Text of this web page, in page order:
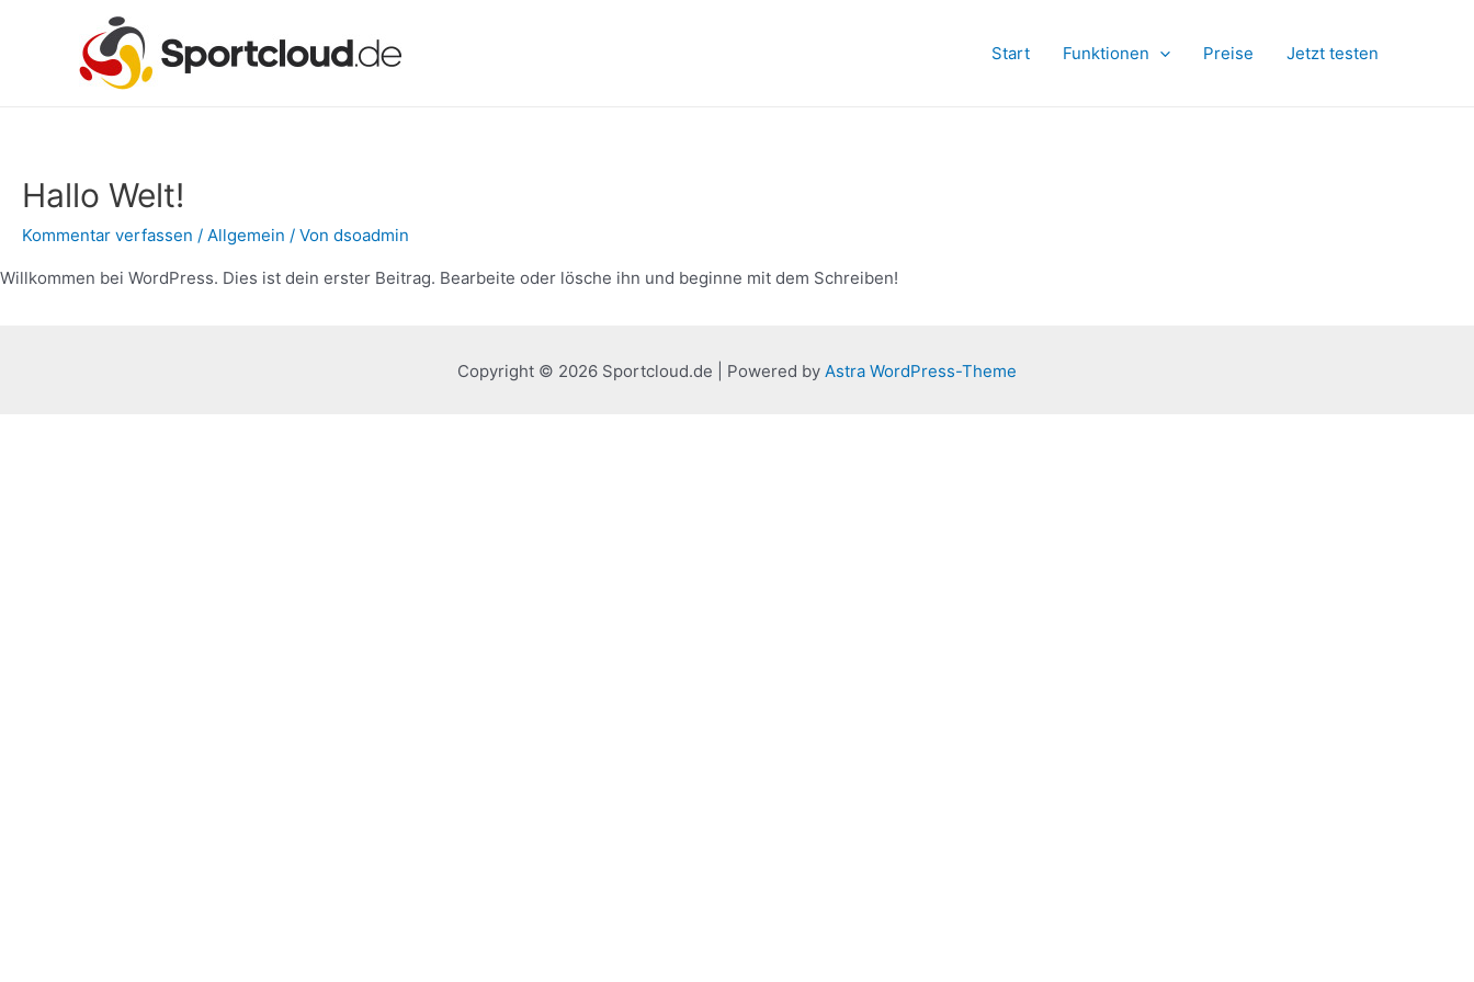
Start Funktionen Preise Jetzt testen
Hallo Welt!
Kommentar verfassen / Allgemein / Von dsoadmin
Willkommen bei WordPress. Dies ist dein erster Beitrag. Bearbeite oder lösche ihn und beginne mit dem Schreiben!
Copyright © 2026 Sportcloud.de | Powered by Astra WordPress-Theme